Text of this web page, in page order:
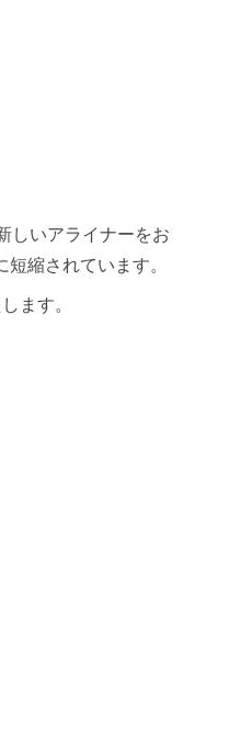
しいアライナーをお
縮されています。
ます。